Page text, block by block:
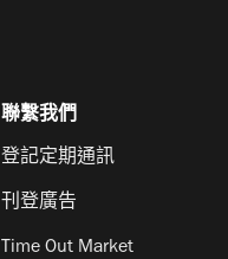
聯繫我們
登記定期通訊
刊登廣告
Time Out Market